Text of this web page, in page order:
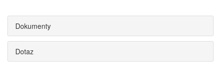
Dokumenty
Dotaz